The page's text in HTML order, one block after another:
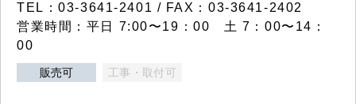
TEL：03-3641-2401 / FAX：03-3641-2402
営業時間：平日 7:00〜19：00 土 7：00〜14：
00
販売可 工事・取付可